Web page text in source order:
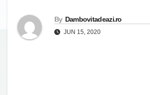
By Dambovitadeazi.ro
JUN 15, 2020